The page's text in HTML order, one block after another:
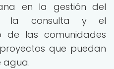
en la gestión del
la consulta y el
de las comunidades
que puedan
agua.